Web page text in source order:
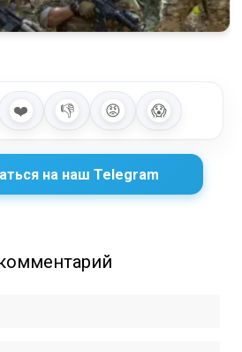
❤️ 👎 😡 😱
на наш Telegram